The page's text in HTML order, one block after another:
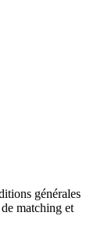
générales
matching et